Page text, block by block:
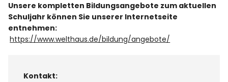
Unsere kompletten Bildungsangebote zum aktuellen
Schuljahr können Sie unserer Internetseite
entnehmen:
https://www.welthaus.de/bildung/angebote/
Kontakt: